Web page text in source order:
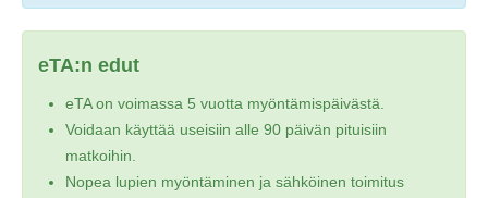
eTA:n edut
eTA on voimassa 5 vuotta myöntämispäivästä.
Voidaan käyttää useisiin alle 90 päivän pituisiin
matkoihin.
Nopea lupien myöntäminen ja sähköinen toimitus